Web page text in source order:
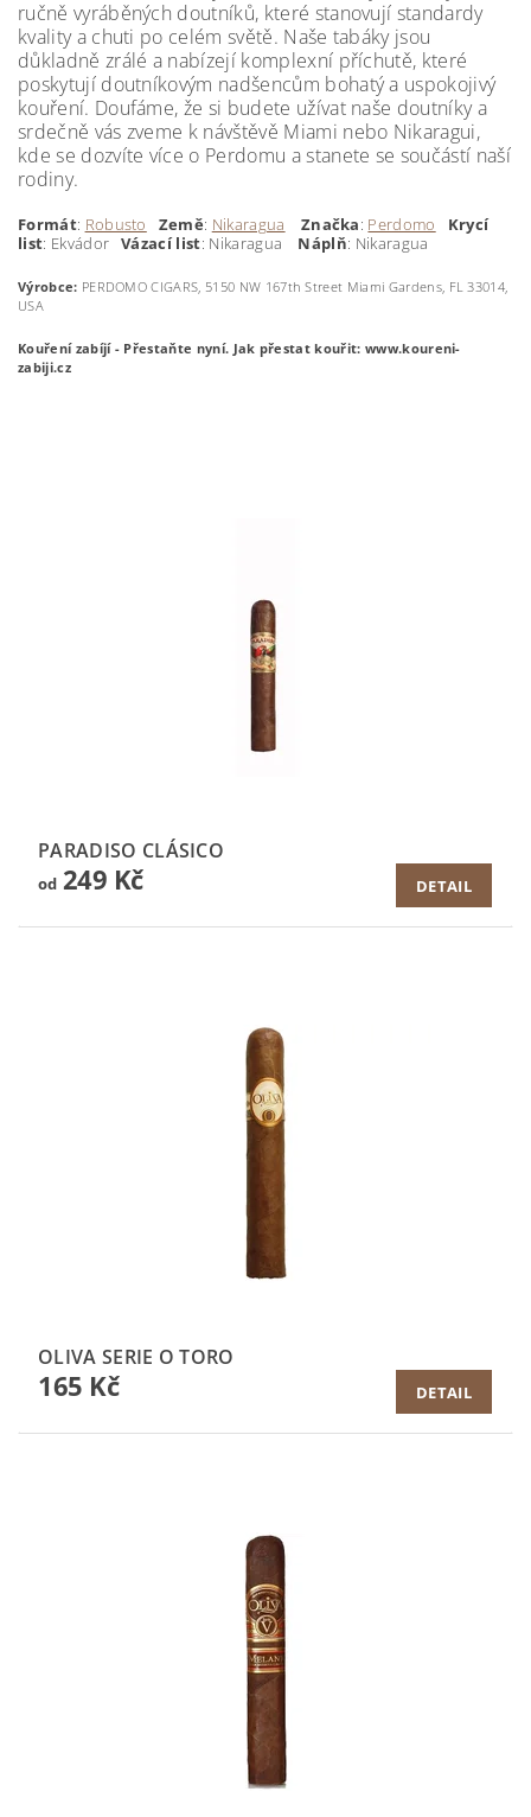
ručně vyráběných doutníků, které stanovují standardy
kvality a chuti po celém světě. Naše tabáky jsou
důkladně zrálé a nabízejí komplexní příchutě, které
poskytují doutníkovým nadšencům bohatý a uspokojivý
kouření. Doufáme, že si budete užívat naše doutníky a
srdečně vás zveme k návštěvě Miami nebo Nikaragui,
kde se dozvíte více o Perdomu a stanete se součástí naší
rodiny.
Formát: Robusto Země: Nikaragua Značka: Perdomo
Krycí
list: EkvádorVázací list: Nikaragua Náplň: Nikaragua
Výrobce: PERDOMO CIGARS, 5150 NW 167th Street Miami Gardens, FL 33014,
USA
Kouření zabíjí - Přestaňte nyní. Jak přestat kouřit: www.koureni-
zabiji.cz
PARADISO CLÁSICO
od249 Kč DETAIL
OLIVA SERIE O TORO
165 Kč DETAIL